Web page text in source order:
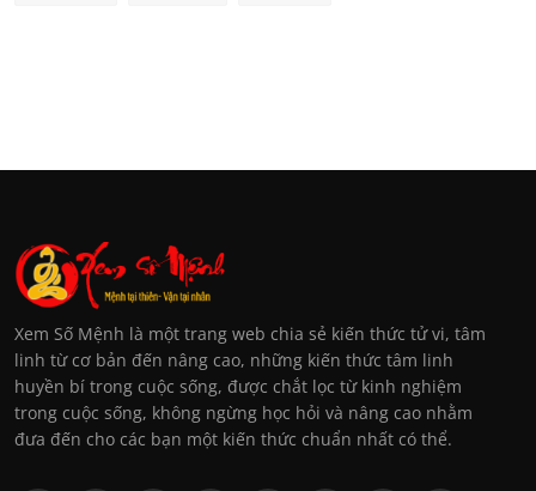
Xem Số Mệnh là một trang web chia sẻ kiến thức tử vi, tâm
linh từ cơ bản đến nâng cao, những kiến thức tâm linh
huyền bí trong cuộc sống, được chắt lọc từ kinh nghiệm
trong cuộc sống, không ngừng học hỏi và nâng cao nhằm
đưa đến cho các bạn một kiến thức chuẩn nhất có thể.